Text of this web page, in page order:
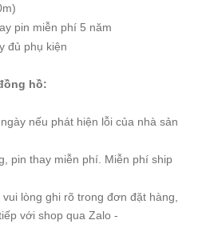
pin miễn phí 5 năm
đủ phụ kiện
hồ:
nếu phát hiện lỗi của nhà sản
pin thay miễn phí. Miễn phí ship
lòng ghi rõ trong đơn đặt hàng,
với shop qua Zalo -